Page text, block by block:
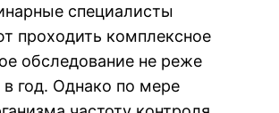
специалисты
проходить комплексное
обследование не реже
в год. Однако по мере